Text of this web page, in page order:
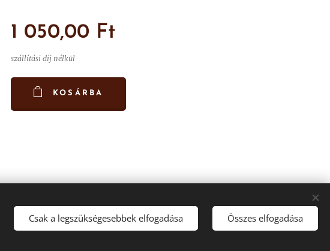
1 050,00 Ft
szállítási díj nélkül
KOSÁRBA
Sütik
Csak a legszükségesebbek elfogadása Összes elfogadása